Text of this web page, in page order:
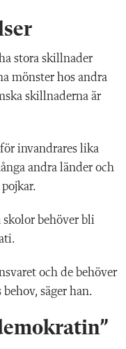
stora skillnader
mönster hos andra
skillnaderna är
invandrares lika
andra länder och
skolor behöver bli
och de behöver
säger han.